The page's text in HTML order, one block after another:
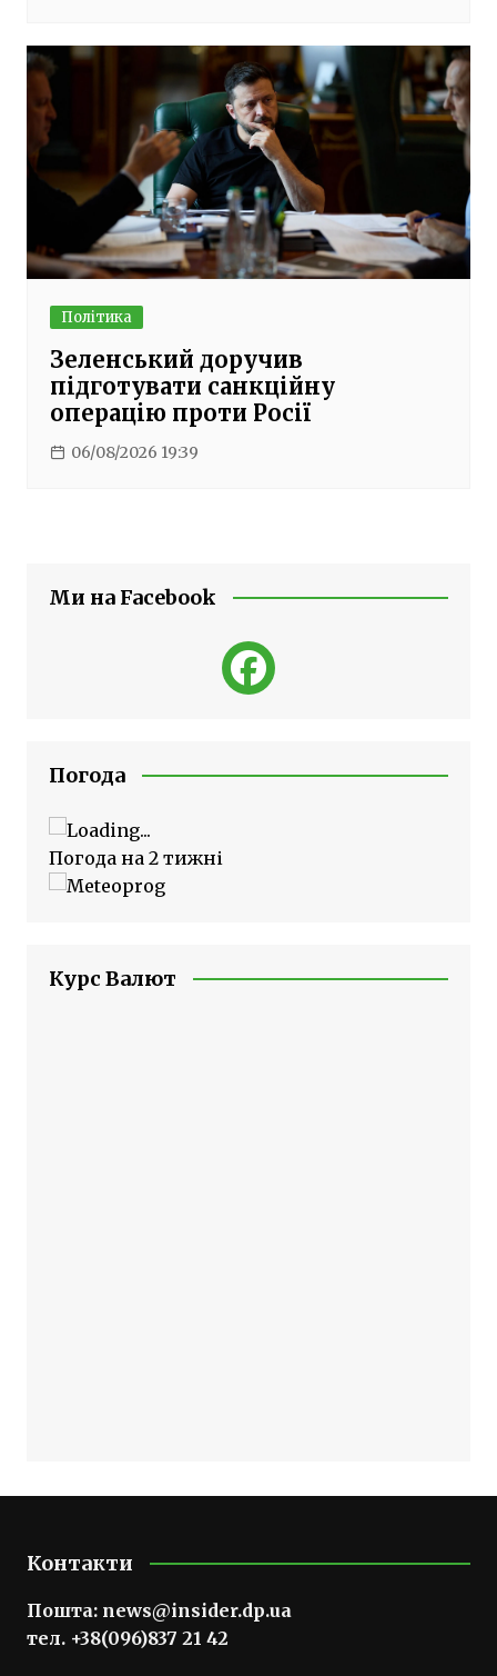
Політика
Зеленський доручив
підготувати санкційну
операцію проти Росії
06/08/2026 19:39
Ми на Facebook
Погода
Погода на 2 тижні
Курс Валют
Контакти
Пошта: news@insider.dp.ua
тел. +38(096)837 21 42